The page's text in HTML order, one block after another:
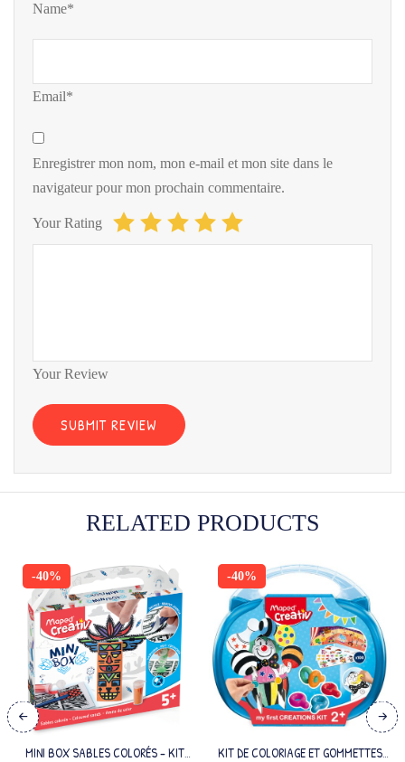
Name*
Email*
Enregistrer mon nom, mon e-mail et mon site dans le
navigateur pour mon prochain commentaire.
Your Rating
Your Review
RELATED PRODUCTS
-40%
MINI BOX SABLES COLORÉS – KIT
-40%
KIT DE COLORIAGE ET GOMMETTES